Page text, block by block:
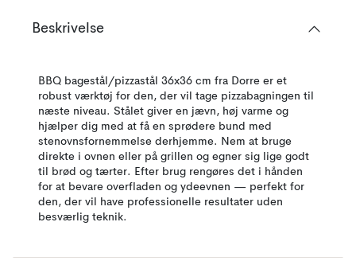
Beskrivelse
BBQ bagestål/pizzastål 36x36 cm fra Dorre er et
robust værktøj for den, der vil tage pizzabagningen til
næste niveau. Stålet giver en jævn, høj varme og
hjælper dig med at få en sprødere bund med
stenovnsfornemmelse derhjemme. Nem at bruge
direkte i ovnen eller på grillen og egner sig lige godt
til brød og tærter. Efter brug rengøres det i hånden
for at bevare overfladen og ydeevnen — perfekt for
den, der vil have professionelle resultater uden
besværlig teknik.